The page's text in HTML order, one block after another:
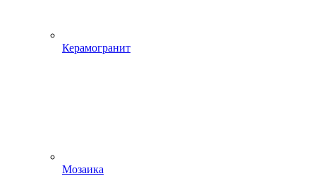
Керамогранит
Мозаика